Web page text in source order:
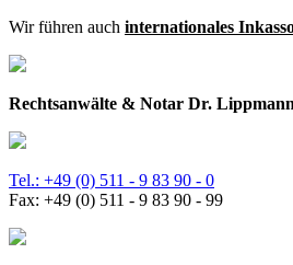
Wir führen auch internationales
Rechtsanwälte & Notar Dr.
Tel.: +49 (0) 511 - 9 83 90 - 0
Fax: +49 (0) 511 - 9 83 90 - 99